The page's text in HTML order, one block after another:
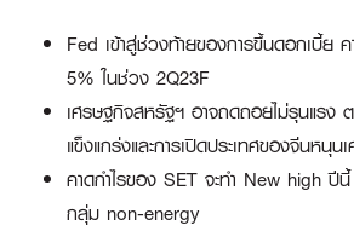
Fed เข้าสู่ช่วงท้ายของการขึ้นดอกเบี้ย
5% ในช่วง 2Q23F
เศรษฐกิจสหรัฐฯ อาจถดถอยไม่รุนแรง
แข็งแกร่งและการเปิดประเทศของจีนหนุน
คาดกำไรของ SET จะทำ New high ปี
กลุ่ม non-energy